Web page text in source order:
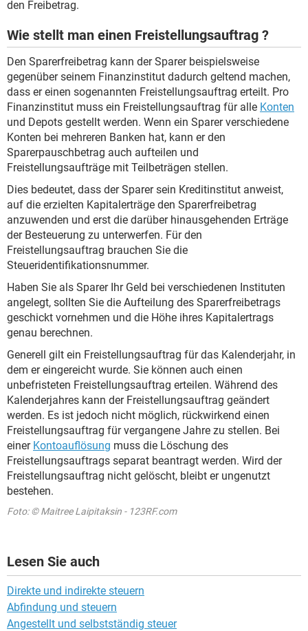
den Freibetrag.
Wie stellt man einen Freistellungsauftrag ?
Den Sparerfreibetrag kann der Sparer beispielsweise
gegenüber seinem Finanzinstitut dadurch geltend machen,
dass er einen sogenannten Freistellungsauftrag erteilt. Pro
Finanzinstitut muss ein Freistellungsauftrag für alle Konten
und Depots gestellt werden. Wenn ein Sparer verschiedene
Konten bei mehreren Banken hat, kann er den
Sparerpauschbetrag auch aufteilen und
Freistellungsaufträge mit Teilbeträgen stellen.
Dies bedeutet, dass der Sparer sein Kreditinstitut anweist,
auf die erzielten Kapitalerträge den Sparerfreibetrag
anzuwenden und erst die darüber hinausgehenden Erträge
der Besteuerung zu unterwerfen. Für den
Freistellungsauftrag brauchen Sie die
Steueridentifikationsnummer.
Haben Sie als Sparer Ihr Geld bei verschiedenen Instituten
angelegt, sollten Sie die Aufteilung des Sparerfreibetrags
geschickt vornehmen und die Höhe ihres Kapitalertrags
genau berechnen.
Generell gilt ein Freistellungsauftrag für das Kalenderjahr, in
dem er eingereicht wurde. Sie können auch einen
unbefristeten Freistellungsauftrag erteilen. Während des
Kalenderjahres kann der Freistellungsauftrag geändert
werden. Es ist jedoch nicht möglich, rückwirkend einen
Freistellungsauftrag für vergangene Jahre zu stellen. Bei
einer Kontoauflösung muss die Löschung des
Freistellungsauftrags separat beantragt werden. Wird der
Freistellungsauftrag nicht gelöscht, bleibt er ungenutzt
bestehen.
Foto: © Maitree Laipitaksin - 123RF.com
Lesen Sie auch
Direkte und indirekte steuern
Abfindung und steuern
Angestellt und selbstständig steuer